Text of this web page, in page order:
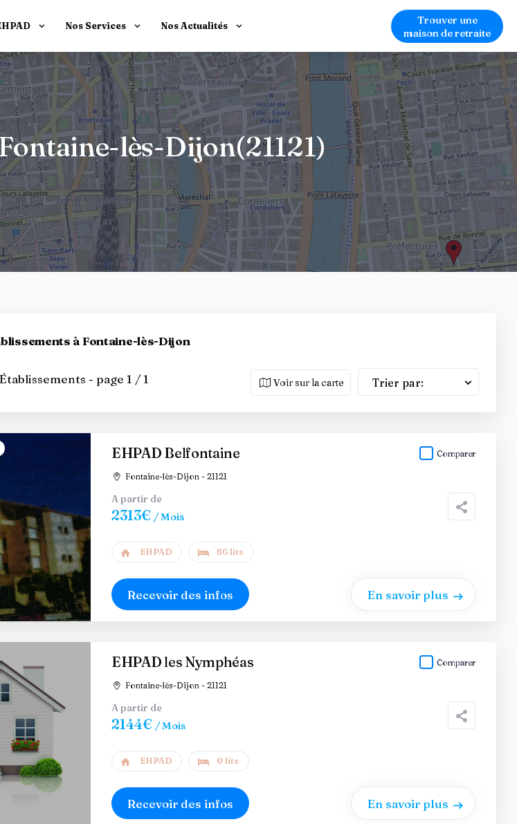
Nos Services Nos Actualités
Trouver une
maison de retraite
lès-Dijon(21121)
à Fontaine-lès-Dijon
- page 1 / 1 Voir sur la carte Trier par:
EHPAD Belfontaine
Fontaine-lès-Dijon - 21121
Comparer
A partir de
2313€ / Mois
EHPAD 86 lits
Recevoir des infos En savoir plus
EHPAD les Nymphéas
Fontaine-lès-Dijon - 21121
Comparer
A partir de
2144€ / Mois
EHPAD 0 lits
Recevoir des infos En savoir plus